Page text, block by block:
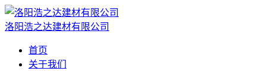
洛阳浩之达建材有限公司
首页
关于我们